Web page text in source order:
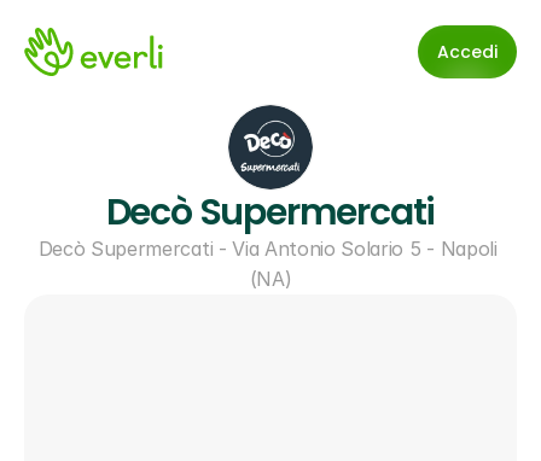
Accedi
Decò Supermercati
Decò Supermercati - Via Antonio Solario 5 - Napoli
(NA)